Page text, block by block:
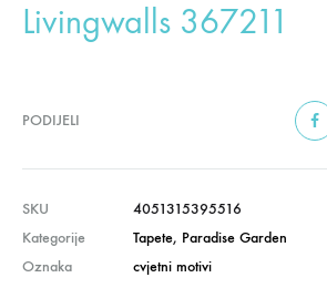
Livingwalls 367211
PODIJELI
SKU
4051315395516
Kategorije
Tapete, Paradise Garden
Oznaka
cvjetni motivi